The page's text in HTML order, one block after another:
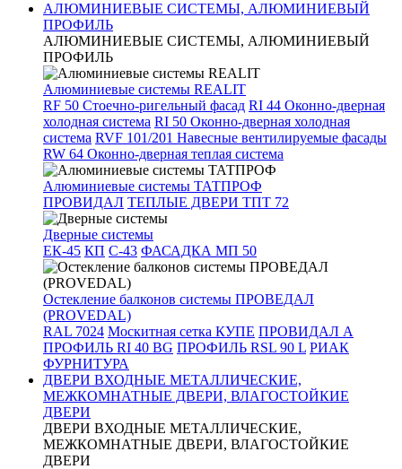
АЛЮМИНИЕВЫЕ СИСТЕМЫ, АЛЮМИНИЕВЫЙ
ПРОФИЛЬ
АЛЮМИНИЕВЫЕ СИСТЕМЫ, АЛЮМИНИЕВЫЙ
ПРОФИЛЬ
Алюминиевые системы REALIT
RF 50 Стоечно-ригельный фасад RI 44 Оконно-дверная
холодная система RI 50 Оконно-дверная холодная
система RVF 101/201 Навесные вентилируемые фасады
RW 64 Оконно-дверная теплая система
Алюминиевые системы ТАТПРОФ
ПРОВИДАЛ ТЕПЛЫЕ ДВЕРИ ТПТ 72
Дверные системы
ЕК-45 КП С-43 ФАСАДКА МП 50
Остекление балконов системы ПРОВЕДАЛ
(PROVEDAL)
RAL 7024 Москитная сетка КУПЕ ПРОВИДАЛ А
ПРОФИЛЬ RI 40 BG ПРОФИЛЬ RSL 90 L РИАК
ФУРНИТУРА
ДВЕРИ ВХОДНЫЕ МЕТАЛЛИЧЕСКИЕ,
МЕЖКОМНАТНЫЕ ДВЕРИ, ВЛАГОСТОЙКИЕ
ДВЕРИ
ДВЕРИ ВХОДНЫЕ МЕТАЛЛИЧЕСКИЕ,
МЕЖКОМНАТНЫЕ ДВЕРИ, ВЛАГОСТОЙКИЕ
ДВЕРИ